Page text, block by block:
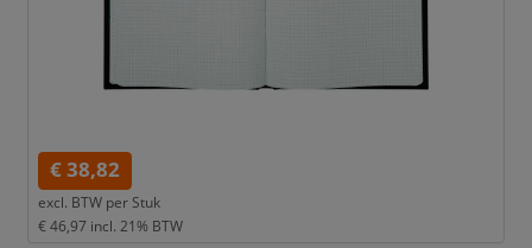
€ 38,82
excl. BTW per Stuk
€ 46,97 incl. 21% BTW